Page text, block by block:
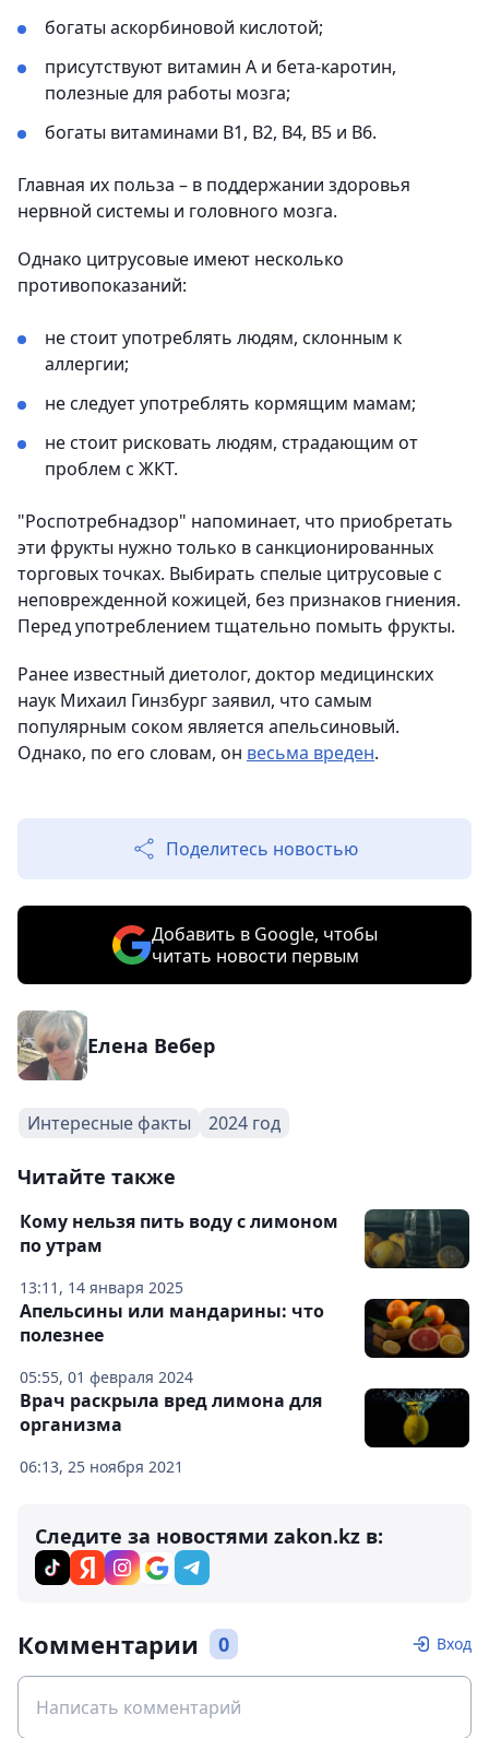
богаты аскорбиновой кислотой;
присутствуют витамин А и бета-каротин,
полезные для работы мозга;
богаты витаминами В1, В2, В4, В5 и В6.
Главная их польза – в поддержании здоровья
нервной системы и головного мозга.
Однако цитрусовые имеют несколько
противопоказаний:
не стоит употреблять людям, склонным к
аллергии;
не следует употреблять кормящим мамам;
не стоит рисковать людям, страдающим от
проблем с ЖКТ.
"Роспотребнадзор" напоминает, что приобретать
эти фрукты нужно только в санкционированных
торговых точках. Выбирать спелые цитрусовые с
неповрежденной кожицей, без признаков гниения.
Перед употреблением тщательно помыть фрукты.
Ранее известный диетолог, доктор медицинских
наук Михаил Гинзбург заявил, что самым
популярным соком является апельсиновый.
Однако, по его словам, он весьма вреден.
Поделитесь новостью
Добавить в Google, чтобы
читать новости первым
Елена Вебер
Интересные факты 2024 год
Читайте также
13:11, 14 января 2025
Кому нельзя пить воду с лимоном
по утрам
05:55, 01 февраля 2024
Апельсины или мандарины: что
полезнее
06:13, 25 ноября 2021
Врач раскрыла вред лимона для
организма
Следите за новостями zakon.kz в:
Комментарии 0 Вход